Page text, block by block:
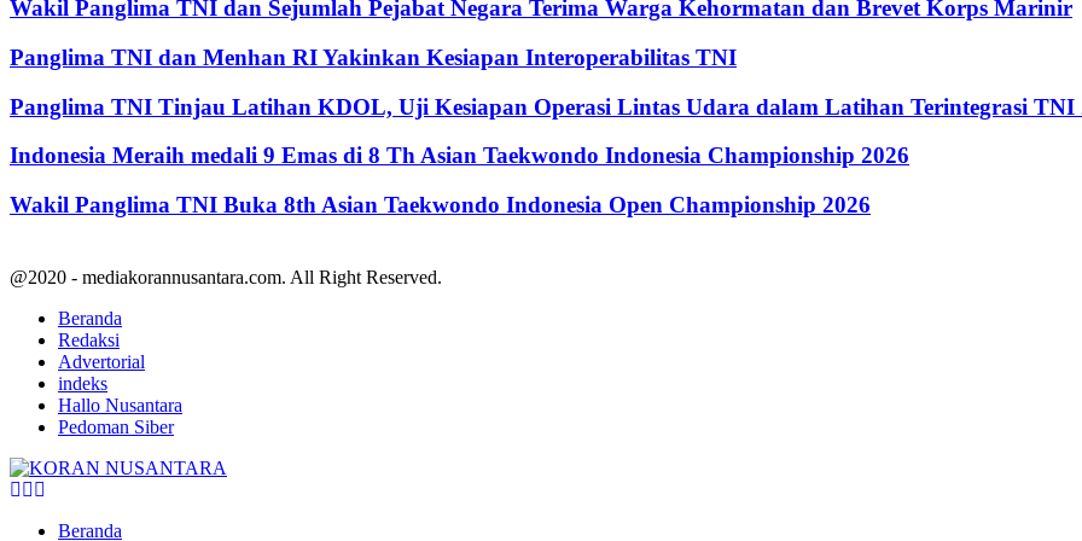
Wakil Panglima TNI dan Sejumlah Pejabat Negara Terima Warga Kehormatan dan Brevet Korps Marinir
Panglima TNI dan Menhan RI Yakinkan Kesiapan Interoperabilitas TNI
Panglima TNI Tinjau Latihan KDOL, Uji Kesiapan Operasi Lintas Udara dalam Latihan Terintegrasi TNI
Indonesia Meraih medali 9 Emas di 8 Th Asian Taekwondo Indonesia Championship 2026
Wakil Panglima TNI Buka 8th Asian Taekwondo Indonesia Open Championship 2026
@2020 - mediakorannusantara.com. All Right Reserved.
Beranda
Redaksi
Advertorial
indeks
Hallo Nusantara
Pedoman Siber
Facebook
Twitter
Beranda